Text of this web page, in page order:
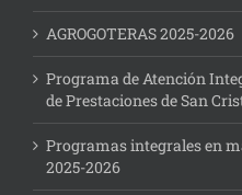
AGROGOTERAS 2025-2026
Programa de Atención
de Prestaciones de San
Programas integrales en
2025-2026